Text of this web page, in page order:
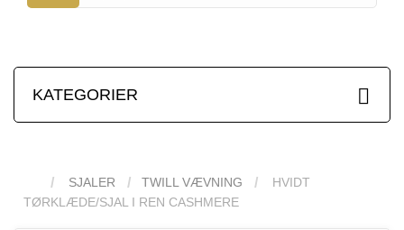
KATEGORIER
SJALER TWILL VÆVNING
HVIDT
TØRKLÆDE/SJAL I REN CASHMERE